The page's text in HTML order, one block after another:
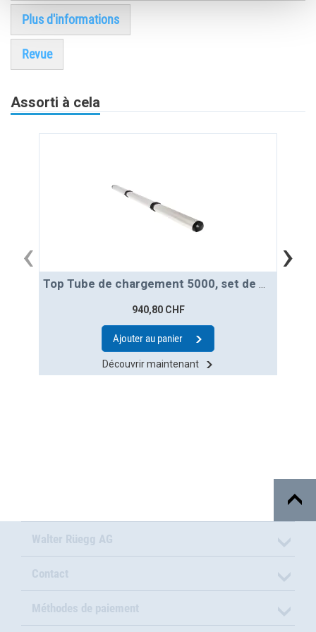
Plus d'informations
Revue
Assorti à cela
940,80 CHF
Ajouter au panier
Découvrir maintenant
‹ ›
Walter Rüegg AG
Contact
Méthodes de paiement